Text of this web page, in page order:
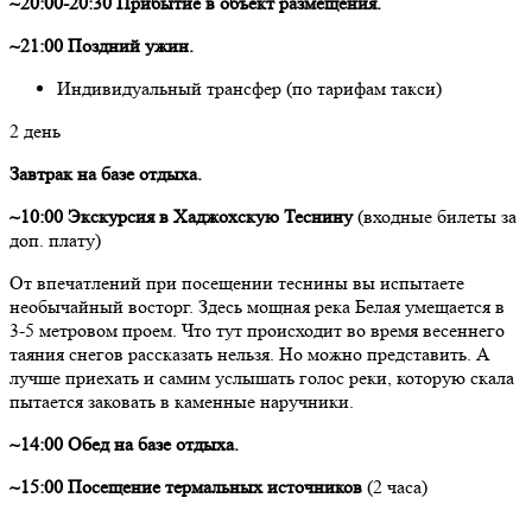
~21:00 Поздний ужин.
Индивидуальный трансфер (по тарифам такси)
2 день
Завтрак на базе отдыха.
~10:00 Экскурсия в Хаджохскую Теснину(входные билеты за
доп. плату)
От впечатлений при посещении теснины вы испытаете
необычайный восторг. Здесь мощная река Белая умещается в
3-5 метровом проем. Что тут происходит во время весеннего
таяния снегов рассказать нельзя. Но можно представить. А
лучше приехать и самим услышать голос реки, которую скала
пытается заковать в каменные наручники.
~14:00 Обед на базе отдыха.
~15:00 Посещение термальных источников (2 часа)